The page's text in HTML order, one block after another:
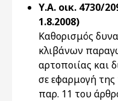
Υ.Α. οικ. 4730/
1.8.2008)
Καθορισμός
κλιβάνων
αρτοποιίας και
σε εφαρμογή
παρ. 11 του